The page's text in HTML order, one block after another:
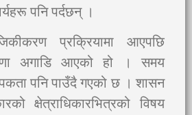
पनि पर्दछन् ।
प्रक्रियामा आएपछि
अगाडि आएको हो । समय
पनि पाउँदै गएको छ । शासन
क्षेत्राधिकारभित्रको विषय